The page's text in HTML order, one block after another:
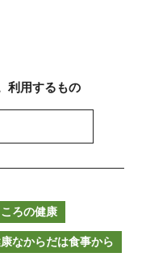
利用するもの
ろの健康
なからだは食事から